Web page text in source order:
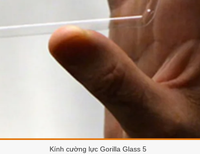
Kính cường lực Gorilla Glass 5